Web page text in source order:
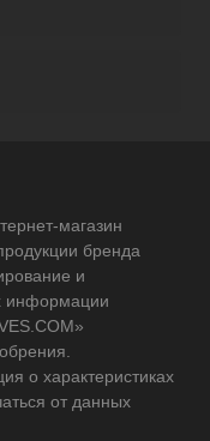
магазин
бренда
и
информации
о характеристиках
от данных